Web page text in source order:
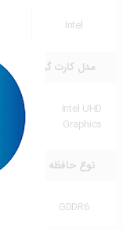
Intel
مدل کارت گرافیک
Intel UHD
Graphics
نوع حافظه
GDDR6